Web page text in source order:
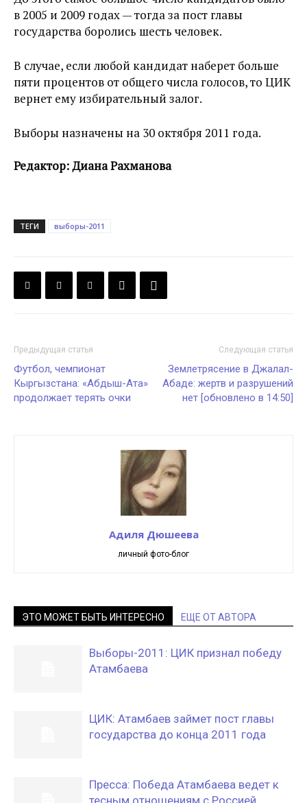
в 2005 и 2009 годах — тогда за пост главы
государства боролись шесть человек.
В случае, если любой кандидат наберет больше
пяти процентов от общего числа голосов, то ЦИК
вернет ему избирательный залог.
Выборы назначены на 30 октября 2011 года.
Редактор: Диана Рахманова
ТЕГИ выборы-2011
Предыдущая статья
Футбол, чемпионат
Кыргызстана: «Абдыш-Ата»
продолжает терять очки
Следующая статья
Землетрясение в Джалал-
Абаде: жертв и разрушений
нет [обновлено в 14:50]
Адиля Дюшеева
личный фото-блог
ЭТО МОЖЕТ БЫТЬ ИНТЕРЕСНО ЕЩЕ ОТ АВТОРА
Выборы-2011: ЦИК признал победу
Атамбаева
ЦИК: Атамбаев займет пост главы
государства до конца 2011 года
Пресса: Победа Атамбаева ведет к
тесным отношениям с Россией